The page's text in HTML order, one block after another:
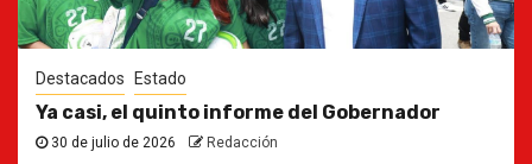
Destacados Estado
Ya casi, el quinto informe del Gobernador
30 de julio de 2026 Redacción